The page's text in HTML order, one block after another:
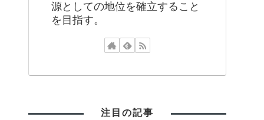
源としての地位を確立すること
を目指す。
注目の記事